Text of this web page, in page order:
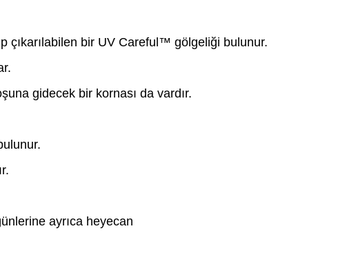
çıkarılabilen bir UV Careful™ gölgeliği bulunur.
gidecek bir kornası da vardır.
ayrıca heyecan